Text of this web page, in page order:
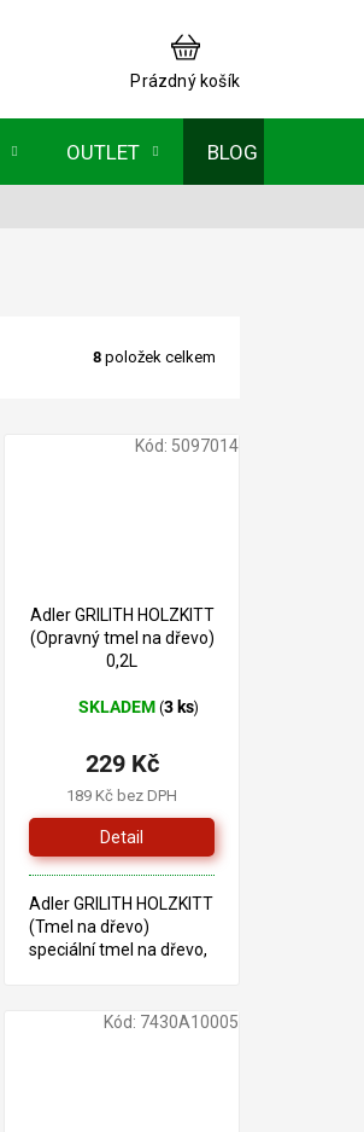
NÁKUPNÍ
KOŠÍK
Prázdný košík
OUTLET BLOG
8 položek celkem
Adler GRILITH HOLZKITT
(Opravný tmel na dřevo)
0,2L
Průměrné
produktu
5
hvězdiček.
SKLADEM (3 ks)
189 Kč bez DPH
229 Kč
Detail
Adler GRILITH HOLZKITT
(Tmel na dřevo)
speciální tmel na dřevo,
alkalydové pryskyřice a
Kód: 5097014
Kód: 7430A10005